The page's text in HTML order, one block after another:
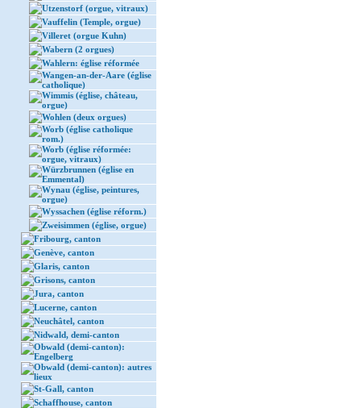
Utzenstorf (orgue, vitraux)
Vauffelin (Temple, orgue)
Villeret (orgue Kuhn)
Wabern (2 orgues)
Wahlern: église réformée
Wangen-an-der-Aare (église
catholique)
Wimmis (église, château,
orgue)
Wohlen (deux orgues)
Worb (église catholique
rom.)
Worb (église réformée:
orgue, vitraux)
Würzbrunnen (église en
Emmental)
Wynau (église, peintures,
orgue)
Wyssachen (église réform.)
Zweisimmen (église, orgue)
Fribourg, canton
Genève, canton
Glaris, canton
Grisons, canton
Jura, canton
Lucerne, canton
Neuchâtel, canton
Nidwald, demi-canton
Obwald (demi-canton):
Engelberg
Obwald (demi-canton): autres
lieux
St-Gall, canton
Schaffhouse, canton